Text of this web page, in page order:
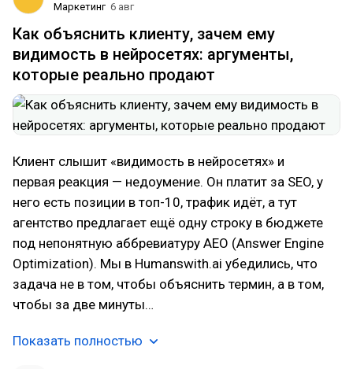
Маркетинг 6 авг
Как объяснить клиенту, зачем ему
видимость в нейросетях: аргументы,
которые реально продают
Клиент слышит «видимость в нейросетях» и
первая реакция — недоумение. Он платит за SEO, у
него есть позиции в топ-10, трафик идёт, а тут
агентство предлагает ещё одну строку в бюджете
под непонятную аббревиатуру AEO (Answer Engine
Optimization). Мы в Humanswith.ai убедились, что
задача не в том, чтобы объяснить термин, а в том,
чтобы за две минуты…
Показать полностью